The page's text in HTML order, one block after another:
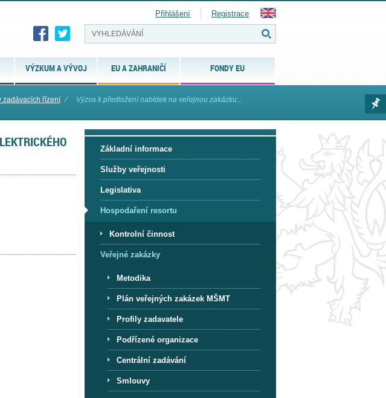
VÝZKUM A VÝVOJ EU A ZAHRANIČÍ FONDY EU
Přihlášení Registrace
zadávacích řízení ⁄ Výzva k předložení nabídek na veřejnou zakázku...
Základní informace
Služby veřejnosti
Legislativa
Hospodaření resortu
Kontrolní činnost
Veřejné zakázky
Metodika
Plán veřejných zakázek MŠMT
Profily zadavatele
Podřízené organizace
Centrální zadávání
Smlouvy